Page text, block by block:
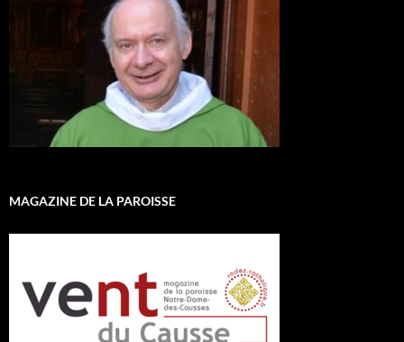
MAGAZINE DE LA PAROISSE